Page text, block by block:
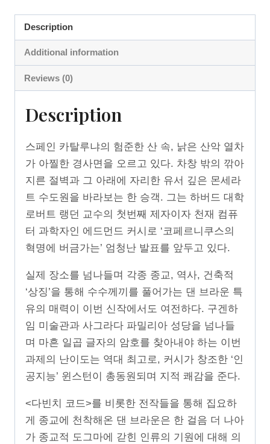
Description
Additional information
Reviews (0)
Description
스페인 카탈루냐의 험준한 산 속, 낡은 산악 열차
가 아찔한 경사면을 오르고 있다. 차창 밖의 깎아
지른 절벽과 그 아래에 자리한 유서 깊은 몬세라
트 수도원을 바라보는 한 승객. 그는 하버드 대학
로버트 랭던 교수의 첫번째 제자이자 천재 컴퓨
터 과학자인 에드먼드 커시로 ‘코페르니쿠스의
혁명에 버금가는’ 엄청난 발표를 앞두고 있다.
실제 장소를 넘나들며 각종 종교, 역사, 건축적
‘상징’을 통해 수수께끼를 풀어가는 댄 브라운 특
유의 매력이 이번 신작에서도 여전하다. 구겐하
임 미술관과 사그라다 파밀리아 성당을 넘나들
며 마흔 일곱 글자의 암호를 찾아내야 하는 이번
과제의 난이도는 역대 최고로, 커시가 창조한 ‘인
공지능’ 윈스턴이 총동원되며 지적 쾌감을 준다.
<다빈치 코드>를 비롯한 전작들을 통해 집요하
게 종교에 천착해온 댄 브라운은 한 걸음 더 나아
가 종교적 도그마에 갇힌 인류의 기원에 대해 의